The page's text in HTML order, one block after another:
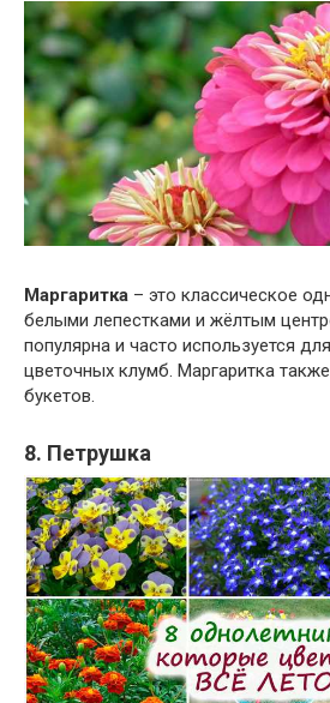
Маргаритка – это классическое
белыми лепестками и жёлтым
популярна и часто используется
цветочных клумб. Маргаритка
букетов.
8. Петрушка